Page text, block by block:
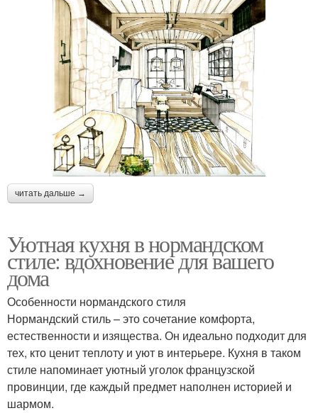
читать дальше →
Уютная кухня в нормандском
стиле: вдохновение для вашего
дома
Особенности нормандского стиля
Нормандский стиль – это сочетание комфорта,
естественности и изящества. Он идеально подходит для
тех, кто ценит теплоту и уют в интерьере. Кухня в таком
стиле напоминает уютный уголок французской
провинции, где каждый предмет наполнен историей и
шармом.